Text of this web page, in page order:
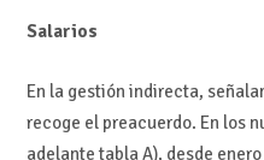
Salarios
En la gestión indirecta,
recoge el preacuerdo. En los
adelante tabla A), desde